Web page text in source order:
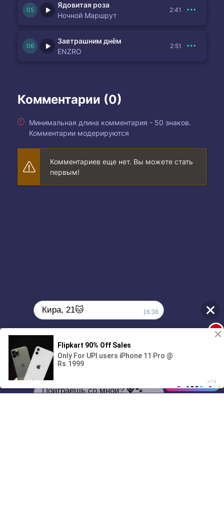
Ядовитая роза
Ночной Маршрут
2:41
Завтрашним днём
ENZRO
2:51
Комментарии (0)
Минимальная длина комментария - 50 знаков.
Комментарии модерируются
Комментариев еще нет. Вы можете стать
первым!
01/07
00:00
Кира, 21🐱 16:38
Поиграешь со мной? 💖🐾
1